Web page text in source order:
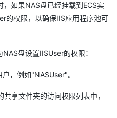
如果NAS盘已经挂载到ECS实
的权限，以确保IIS应用程序池可
盘设置IISUser的权限：
，例如"NASUser"。
享文件夹的访问权限列表中，